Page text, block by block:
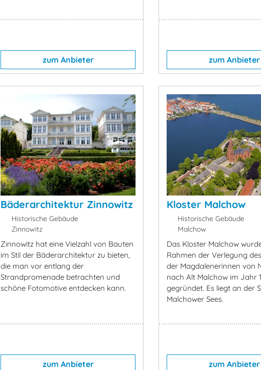
zum Anbieter zum Anbieter
Bäderarchitektur Zinnowitz
Historische Gebäude
Zinnowitz
Zinnowitz hat eine Vielzahl von Bauten
im Stil der Bäderarchitektur zu bieten,
die man vor entlang der
Strandpromenade betrachten und
schöne Fotomotive entdecken kann.
zum Anbieter
Kloster Malchow
Historische Gebäude
Malchow
Das Kloster Malchow
Rahmen der Verlegung
der Magdalenerinnen von
nach Alt Malchow im Jahr
gegründet. Es liegt an der
Malchower Sees.
zum Anbieter